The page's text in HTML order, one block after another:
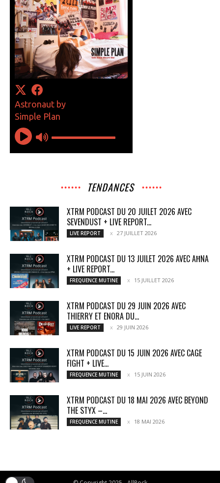
TENDANCES
XTRM PODCAST DU 20 JUILET 2026 AVEC
SEVENDUST + LIVE REPORT...
LIVE REPORT 27 JUILLET 2026
XTRM PODCAST DU 13 JUILET 2026 AVEC AĦNA
+ LIVE REPORT...
FREQUENCE MUTINE 15 JUILLET 2026
XTRM PODCAST DU 29 JUIN 2026 AVEC
THIERRY ET ENORA DU...
LIVE REPORT 29 JUIN 2026
XTRM PODCAST DU 15 JUIN 2026 AVEC CAGE
FIGHT + LIVE...
FREQUENCE MUTINE 15 JUIN 2026
XTRM PODCAST DU 18 MAI 2026 AVEC BEYOND
THE STYX –...
FREQUENCE MUTINE 18 MAI 2026